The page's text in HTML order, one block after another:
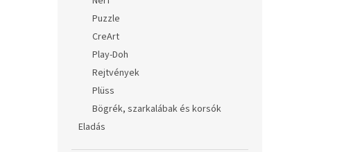
Puzzle
CreArt
Play-Doh
Rejtvények
Plüss
Bögrék, szarkalábak és korsók
Eladás